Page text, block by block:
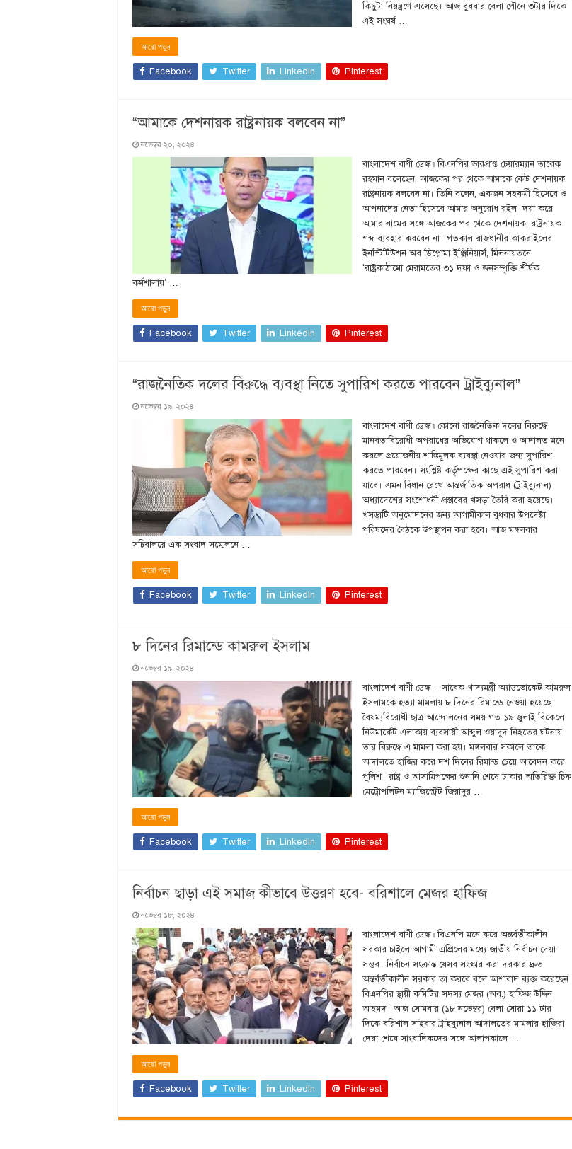
কিছুটা নিয়ন্ত্রণে এসেছে। আজ বুধবার বেলা পৌনে ৩টার দিকে
এই সংঘর্ষ …
আরো পড়ুন
Facebook Twitter LinkedIn Pinterest
“আমাকে দেশনায়ক রাষ্ট্রনায়ক বলবেন না”
নভেম্বর ২০, ২০২৪
বাংলাদেশ বাণী ডেস্ক॥ বিএনপির ভারপ্রাপ্ত চেয়ারম্যান তারেক
রহমান বলেছেন, আজকের পর থেকে আমাকে কেউ দেশনায়ক,
রাষ্ট্রনায়ক বলবেন না। তিনি বলেন, একজন সহকর্মী হিসেবে ও
আপনাদের নেতা হিসেবে আমার অনুরোধ রইল- দয়া করে
আমার নামের সঙ্গে আজকের পর থেকে দেশনায়ক, রাষ্ট্রনায়ক
শব্দ ব্যবহার করবেন না। গতকাল রাজধানীর কাকরাইলের
ইনস্টিটিউশন অব ডিপ্লোমা ইঞ্জিনিয়ার্স, মিলনায়তনে
‘রাষ্ট্রকাঠামো মেরামতের ৩১ দফা ও জনসম্পৃক্তি শীর্ষক
কর্মশালায়’ …
আরো পড়ুন
Facebook Twitter LinkedIn Pinterest
“রাজনৈতিক দলের বিরুদ্ধে ব্যবস্থা নিতে সুপারিশ করতে পারবেন ট্রাইব্যুনাল”
নভেম্বর ১৯, ২০২৪
বাংলাদেশ বাণী ডেস্ক॥ কোনো রাজনৈতিক দলের বিরুদ্ধে
মানবতাবিরোধী অপরাধের অভিযোগ থাকলে ও আদালত মনে
করলে প্রয়োজনীয় শাস্তিমূলক ব্যবস্থা নেওয়ার জন্য সুপারিশ
করতে পারবেন। সংশ্লিষ্ট কর্তৃপক্ষের কাছে এই সুপারিশ করা
যাবে। এমন বিধান রেখে আন্তর্জাতিক অপরাধ (ট্রাইব্যুনাল)
অধ্যাদেশের সংশোধনী প্রস্তাবের খসড়া তৈরি করা হয়েছে।
খসড়াটি অনুমোদনের জন্য আগামীকাল বুধবার উপদেষ্টা
পরিষদের বৈঠকে উপস্থাপন করা হবে। আজ মঙ্গলবার
সচিবালয়ে এক সংবাদ সম্মেলনে …
আরো পড়ুন
Facebook Twitter LinkedIn Pinterest
৮ দিনের রিমান্ডে কামরুল ইসলাম
নভেম্বর ১৯, ২০২৪
বাংলাদেশ বাণী ডেস্ক।। সাবেক খাদ্যমন্ত্রী অ্যাডভোকেট কামরুল
ইসলামকে হত্যা মামলায় ৮ দিনের রিমান্ডে নেওয়া হয়েছে।
বৈষম্যবিরোধী ছাত্র আন্দোলনের সময় গত ১৯ জুলাই বিকেলে
নিউমার্কেট এলাকায় ব্যবসায়ী আব্দুল ওয়াদুদ নিহতের ঘটনায়
তার বিরুদ্ধে এ মামলা করা হয়। মঙ্গলবার সকালে তাকে
আদালতে হাজির করে দশ দিনের রিমান্ড চেয়ে আবেদন করে
পুলিশ। রাষ্ট্র ও আসামিপক্ষের শুনানি শেষে ঢাকার অতিরিক্ত চিফ
মেট্রোপলিটন ম্যাজিস্ট্রেট জিয়াদুর …
আরো পড়ুন
Facebook Twitter LinkedIn Pinterest
নির্বাচন ছাড়া এই সমাজ কীভাবে উত্তরণ হবে- বরিশালে মেজর হাফিজ
নভেম্বর ১৮, ২০২৪
বাংলাদেশ বাণী ডেস্ক‍॥ বিএনপি মনে করে অন্তর্বর্তীকালীন
সরকার চাইলে আগামী এপ্রিলের মধ্যে জাতীয় নির্বাচন দেয়া
সম্ভব। নির্বাচন সংক্রান্ত যেসব সংস্কার করা দরকার দ্রুত
অন্তর্বর্তীকালীন সরকার তা করবে বলে আশাবাদ ব্যক্ত করেছেন
বিএনপির স্থায়ী কমিটির সদস্য মেজর (অব.) হাফিজ উদ্দিন
আহমদ। আজ সোমবার (১৮ নভেম্বর) বেলা সোয়া ১১ টার
দিকে বরিশাল সাইবার ট্রাইব্যুনাল আদালতের মামলার হাজিরা
দেয়া শেষে সাংবাদিকদের সঙ্গে আলাপকালে …
আরো পড়ুন
Facebook Twitter LinkedIn Pinterest